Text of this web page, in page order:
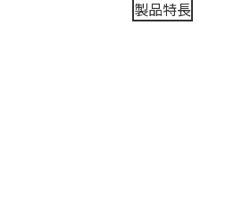
製品特長